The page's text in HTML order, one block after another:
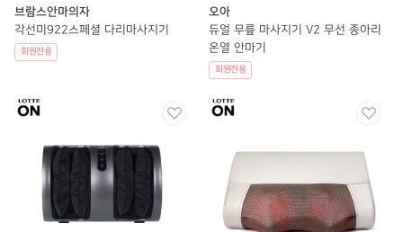
브람스안마의자
각선미922스페셜 다리마사지기
회원전용
오아
듀얼 무릎 마사지기 V2 무선 종아리
온열 안마기
회원전용